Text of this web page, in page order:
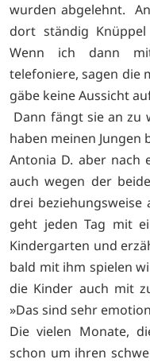
wurden abgelehnt.
dort ständig
Wenn ich dann
telefoniere, sagen die
gäbe keine Aussicht
Dann fängt sie an zu
haben meinen Jungen
Antonia D. aber nach
auch wegen der
drei beziehungsweise
geht jeden Tag mit
Kindergarten und
bald mit ihm spielen
die Kinder auch mit
»Das sind sehr
Die vielen Monate,
schon um ihren